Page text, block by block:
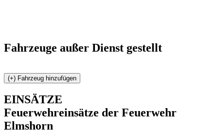
Fahrzeuge außer Dienst gestellt
EINSÄTZE
Feuerwehreinsätze der Feuerwehr
Elmshorn